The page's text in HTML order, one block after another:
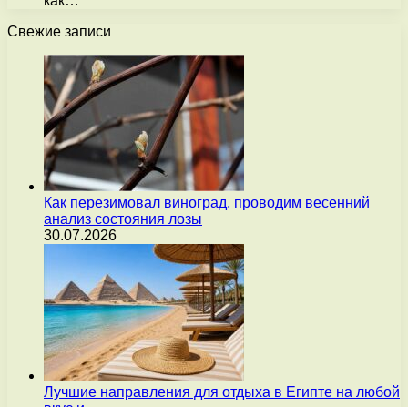
Свежие записи
Как перезимовал виноград, проводим весенний
анализ состояния лозы
30.07.2026
Лучшие направления для отдыха в Египте на любой